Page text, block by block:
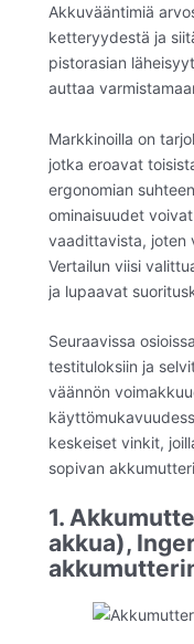
Akkuvääntimiä
ketteryydestä ja
pistorasian
auttaa
Markkinoilla on
jotka eroavat
ergonomian
ominaisuudet
vaadittavista, joten
Vertailun viisi
ja lupaavat
Seuraavissa
testituloksiin ja
väännön
keskeiset vinkit,
sopivan
1.
akkua),